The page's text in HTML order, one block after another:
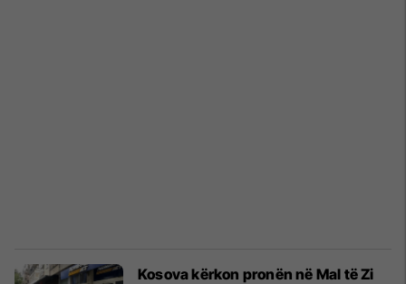
Kosova kërkon pronën në Mal të Zi